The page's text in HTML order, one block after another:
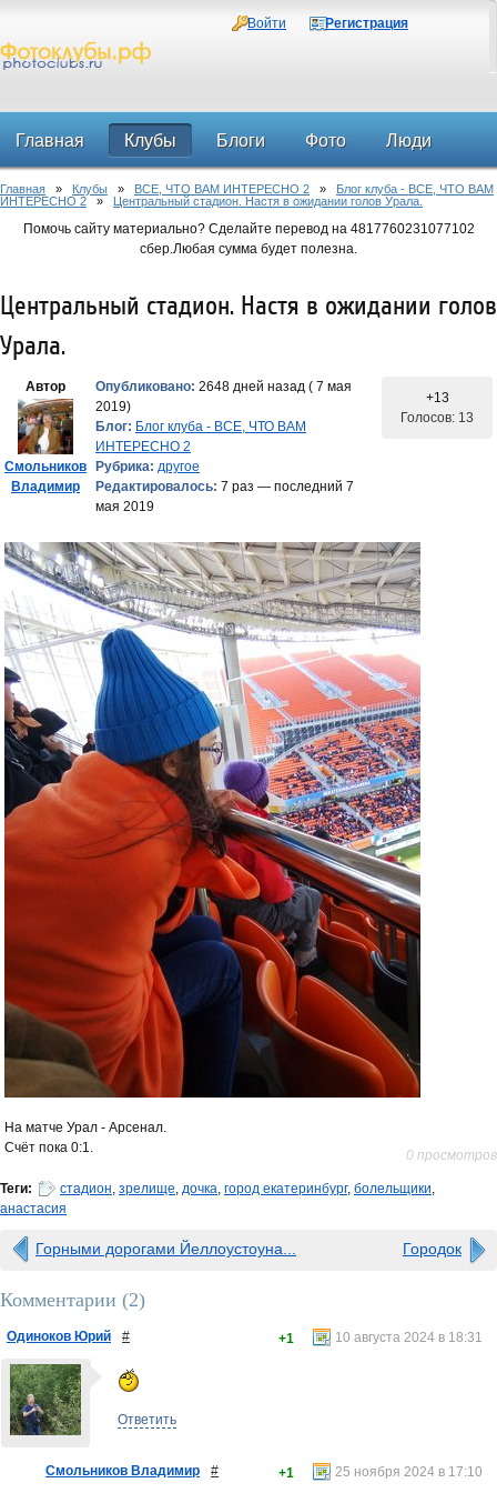
Войти Регистрация
Главная Клубы Блоги Фото Люди
Форум
Главная » Клубы » ВСЕ, ЧТО ВАМ ИНТЕРЕСНО 2 » Блог клуба - ВСЕ, ЧТО ВАМ
ИНТЕРЕСНО 2 » Центральный стадион. Настя в ожидании голов Урала.
Помочь сайту материально? Сделайте перевод на 4817760231077102
сбер.Любая сумма будет полезна.
Центральный стадион. Настя в ожидании голов
Урала.
Автор
Смольников
Владимир
Опубликовано: 2648 дней назад ( 7 мая
2019)
Блог: Блог клуба - ВСЕ, ЧТО ВАМ
ИНТЕРЕСНО 2
Рубрика: другое
Редактировалось: 7 раз — последний 7
мая 2019
+13
Голосов: 13
На матче Урал - Арсенал.
Счёт пока 0:1.
0 просмотров
Теги: стадион, зрелище, дочка, город екатеринбург, болельщики,
анастасия
Горными дорогами Йеллоустоуна... Городок
Комментарии (2)
Одиноков Юрий # 10 августа 2024 в 18:31
+1
Ответить
Смольников Владимир # 25 ноября 2024 в 17:10
+1